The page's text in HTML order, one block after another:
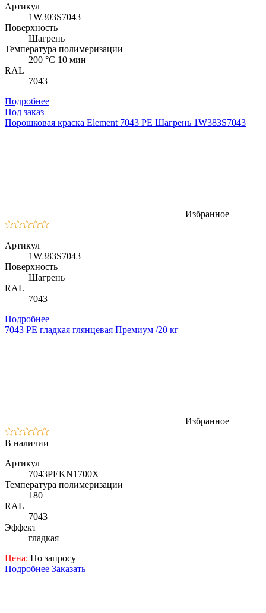
Артикул
1W303S7043
Поверхность
Шагрень
Температура полимеризации
200 °C 10 мин
RAL
7043
Подробнее
Под заказ
Порошковая краска Element 7043 PE Шагрень 1W383S7043
Избранное
Артикул
1W383S7043
Поверхность
Шагрень
RAL
7043
Подробнее
7043 PE гладкая глянцевая Премиум /20 кг
Избранное
В наличии
Артикул
7043PEKN1700X
Температура полимеризации
180
RAL
7043
Эффект
гладкая
Цена: По запросу
Подробнее Заказать